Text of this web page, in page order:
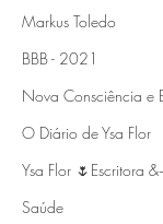
Markus Toledo
BBB - 2021
Nova Consciência e
O Diário de Ysa Flor
Ysa Flor 🌷Escritora
Saúde